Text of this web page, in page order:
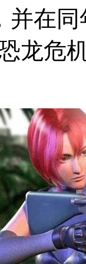
在
龙危